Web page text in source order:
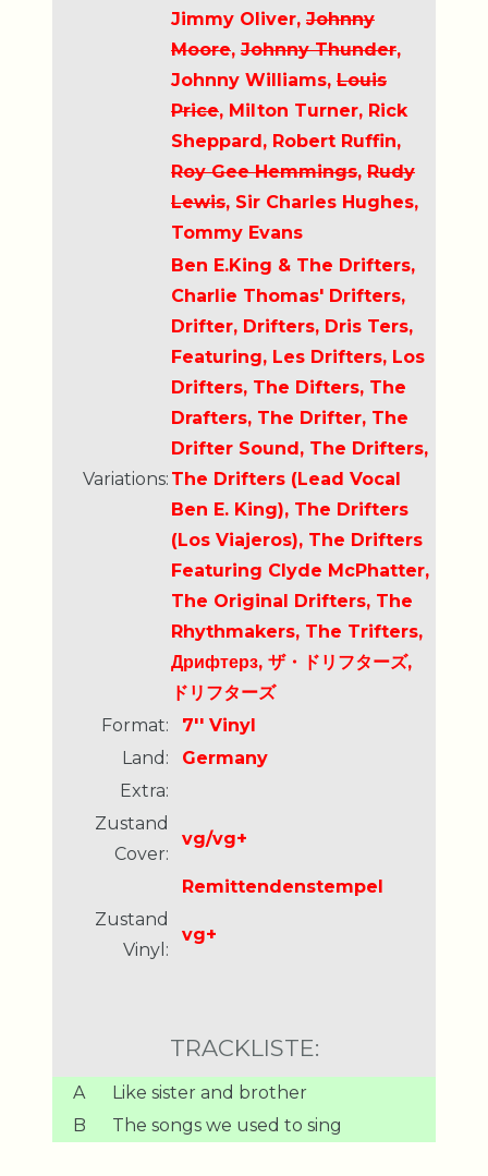
Jimmy Oliver, Johnny
Moore, Johnny Thunder,
Johnny Williams, Louis
Price, Milton Turner, Rick
Sheppard, Robert Ruffin,
Roy Gee Hemmings, Rudy
Lewis, Sir Charles Hughes,
Tommy Evans
Variations:
Ben E.King & The Drifters,
Charlie Thomas' Drifters,
Drifter, Drifters, Dris Ters,
Featuring, Les Drifters, Los
Drifters, The Difters, The
Drafters, The Drifter, The
Drifter Sound, The Drifters,
The Drifters (Lead Vocal
Ben E. King), The Drifters
(Los Viajeros), The Drifters
Featuring Clyde McPhatter,
The Original Drifters, The
Rhythmakers, The Trifters,
Дрифтерз, ザ・ドリフターズ,
ドリフターズ
Format:
7'' Vinyl
Land:
Germany
Extra:
Zustand
Cover:
vg/vg+
Remittendenstempel
Zustand
Vinyl:
vg+
TRACKLISTE:
A
Like sister and brother
B
The songs we used to sing